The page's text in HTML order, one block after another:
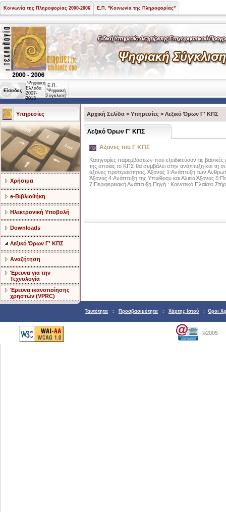
Κοινωνία της Πληροφορίας 2000-2006 Ε.Π. "Κοινωνία της Πληροφορίας"
Είσοδος
Ψηφιακή
Ελλάδα
2007-
2013
Ε.Π.
"Ψηφιακή
Σύγκλιση"
Υπηρεσίες
Χρήσιμα
e-Βιβλιοθήκη
Ηλεκτρονική Υποβολή
Downloads
Λεξικό Όρων Γ' ΚΠΣ
Αναζήτηση
Έρευνα για την
Τεχνολογία
Έρευνα ικανοποίησης
χρηστών (VPRC)
Αρχική Σελίδα > Υπηρεσίες > Λεξικό Όρων Γ' ΚΠΣ
Λεξικό Όρων Γ' ΚΠΣ
Αξονες του Γ KΠΣ
Κατηγορίες παρεμβάσεων που εξειδικεύουν τις
της οποίας το KΠΣ θα συμβάλει στην ανάπτυξη και τη
άξονες προτεραιότητας. Άξονας 1:Ανάπτυξη των
Άξονας 4:Ανάπτυξη της Υπαίθρου και Αλιεία Άξονας
7:Περιφερειακή Ανάπτυξη Πηγή : Κοινοτικό Πλαίσιο
Ταυτότητα : Προσβασιμότητα : Χάρτης Ιστού : Όροι
©2005